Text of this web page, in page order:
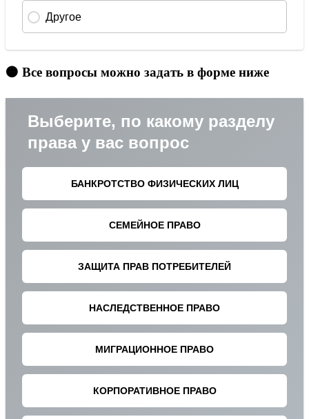
🟠 Все вопросы можно задать в форме ниже